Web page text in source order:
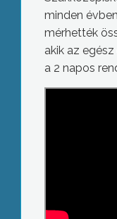
minden
mérhették
akik az
a 2 napos